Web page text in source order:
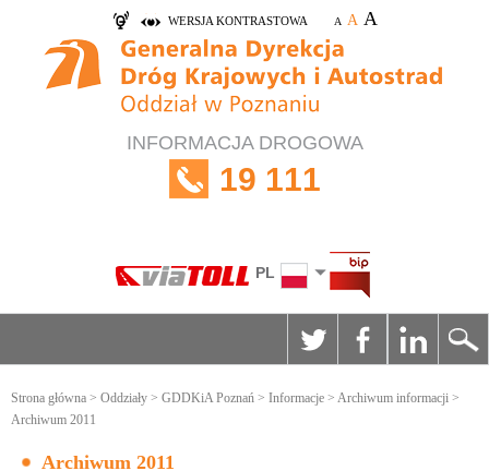
WERSJA KONTRASTOWA A A A
INFORMACJA DROGOWA
19 111
PL
Strona główna > Oddziały > GDDKiA Poznań > Informacje > Archiwum informacji >
Archiwum 2011
Archiwum 2011